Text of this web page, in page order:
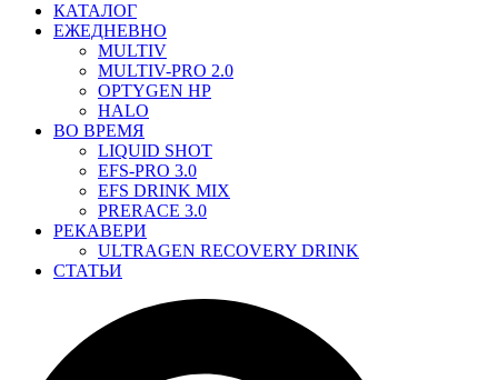
КАТАЛОГ
ЕЖЕДНЕВНО
MULTIV
MULTIV-PRO 2.0
OPTYGEN HP
HALO
ВО ВРЕМЯ
LIQUID SHOT
EFS-PRO 3.0
EFS DRINK MIX
PRERACE 3.0
РЕКАВЕРИ
ULTRAGEN RECOVERY DRINK
СТАТЬИ